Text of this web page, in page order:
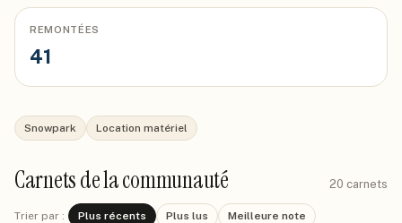
REMONTÉES
41
Snowpark Location matériel
Carnets de la communauté 20 carnets
Trier par : Plus récents Plus lus Meilleure note